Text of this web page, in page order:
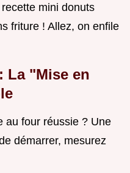
mini donuts
friture ! Allez, on enfile
La "Mise en
au four réussie ? Une
démarrer, mesurez